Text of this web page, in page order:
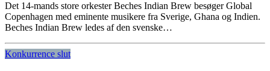
Det 14-mands store orkester Beches Indian Brew besøger Global
Copenhagen med eminente musikere fra Sverige, Ghana og Indien.
Beches Indian Brew ledes af den svenske…
Konkurrence slut